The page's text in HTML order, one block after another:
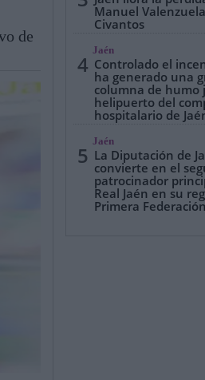
de
Manuel Valenzuela
Civantos
4
Jaén
Controlado el
ha generado una
columna de humo
helipuerto del
hospitalario de
5
Jaén
La Diputación de
convierte en el
patrocinador
Real Jaén en su
Primera Federación